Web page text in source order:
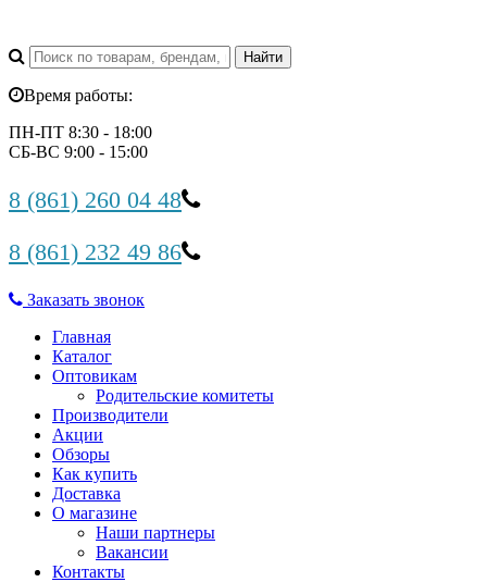
Время работы:
ПН-ПТ 8:30 - 18:00
СБ-ВС 9:00 - 15:00
8 (861) 260 04 48
8 (861) 232 49 86
Заказать звонок
Главная
Каталог
Оптовикам
Родительские комитеты
Производители
Акции
Обзоры
Как купить
Доставка
О магазине
Наши партнеры
Вакансии
Контакты